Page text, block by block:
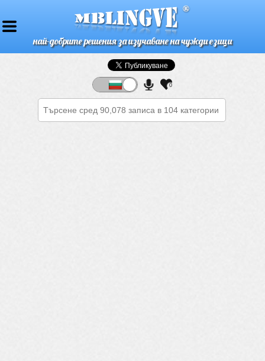
най-добрите решения за изучаване на чужди езици
0